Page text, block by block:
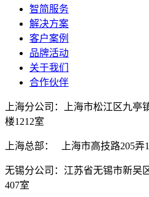
智简服务
解决方案
客户案例
品牌活动
关于我们
合作伙伴
上海分公司：上海市松江区九亭
楼1212室
上海总部： 上海市高技路205弄
无锡分公司：江苏省无锡市新吴
407室